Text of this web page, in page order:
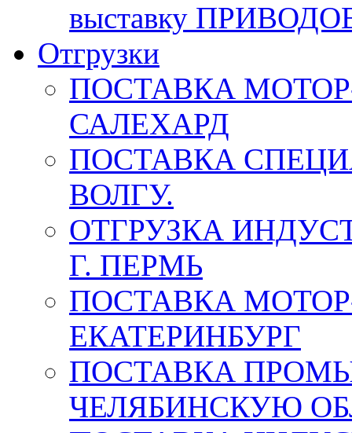
выставку
Отгрузки
ПОСТАВКА
САЛЕХАРД
ПОСТАВКА
ВОЛГУ.
ОТГРУЗКА
Г. ПЕРМЬ
ПОСТАВКА
ЕКАТЕРИНБУРГ
ПОСТАВКА
ЧЕЛЯБИНСКУЮ